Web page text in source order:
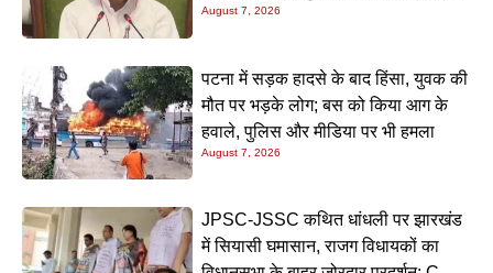
कार्यवाही सोमवार तक स्थगित
August 7, 2026
पटना में सड़क हादसे के बाद हिंसा, युवक की
मौत पर भड़के लोग; बस को किया आग के
हवाले, पुलिस और मीडिया पर भी हमला
August 7, 2026
JPSC-JSSC कथित धांधली पर झारखंड
में सियासी घमासान, राजग विधायकों का